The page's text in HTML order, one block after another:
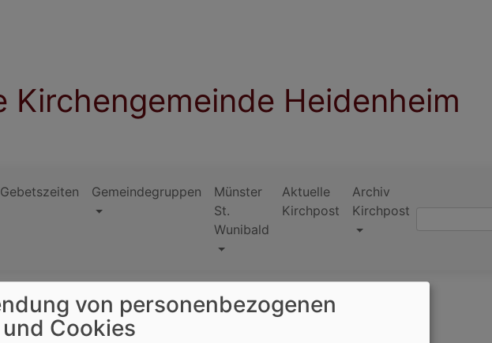
Kirchengemeinde Heidenheim
Gemeindegruppen
Münster
St.
Wunibald
Aktuelle
Kirchpost
Archiv
KirchpostSuche
von personenbezogenen
Cookies